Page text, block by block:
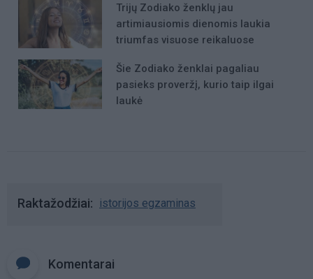
Trijų Zodiako ženklų jau
artimiausiomis dienomis laukia
triumfas visuose reikaluose
Šie Zodiako ženklai pagaliau
pasieks proveržį, kurio taip ilgai
laukė
Raktažodžiai istorijos egzaminas
Komentarai